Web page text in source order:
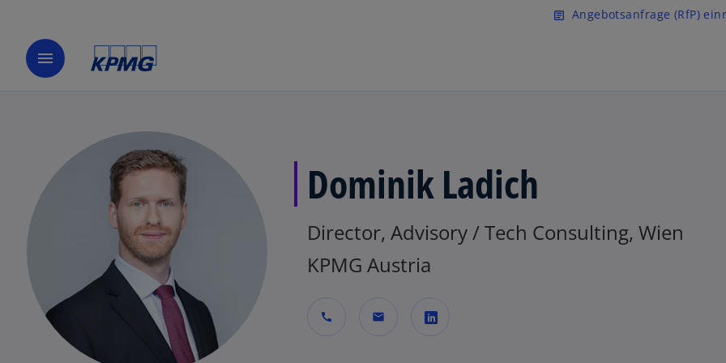
Zurück zur Inhaltsseite
article Angebotsanfrage (RfP)
menu
Dominik Ladich
Director, Advisory / Tech Consulting, Wien
KPMG Austria
call mail